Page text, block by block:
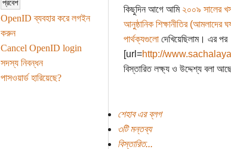
OpenID ব্যবহার করে লগইন
করুন
Cancel OpenID login
সদস্য নিবন্ধন
পাসওয়ার্ড হারিয়েছে?
কিছুদিন আগে আমি ২০০৯ সালের
আনুষ্ঠানিক শিক্ষানীতির (আমলাদের
পার্থক্যগুলোদেখিয়েছিলাম। এর পর
[url=http://
বিস্তারিত লক্ষ্য ও উদ্দেশ্য বলা
শেহাব এর ব্লগ
৩টি মন্তব্য
বিস্তারিত...